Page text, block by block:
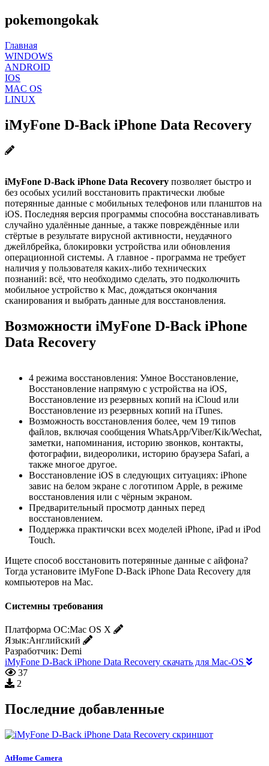
pokemongokak
Главная
WINDOWS
ANDROID
IOS
MAC OS
LINUX
iMyFone D-Back iPhone Data Recovery
iMyFone D-Back iPhone Data Recovery позволяет быстро и
без особых усилий восстановить практически любые
потерянные данные с мобильных телефонов или планштов на
iOS. Последняя версия программы способна восстанавливать
случайно удалённые данные, а также повреждённые или
стёртые в результате вирусной активности, неудачного
джейлбрейка, блокировки устройства или обновления
операционной системы. А главное - программа не требует
наличия у пользователя каких-либо технических
познаний: всё, что необходимо сделать, это подколючить
мобильное устройство к Mac, дождаться окончания
сканирования и выбрать данные для восстановления.
Возможности iMyFone D-Back iPhone
Data Recovery
4 режима восстановления: Умное Восстановление,
Восстановление напрямую с устройства на iOS,
Восстановление из резервных копий на iCloud или
Восстановление из резервных копий на iTunes.
Возможность восстановления более, чем 19 типов
файлов, включая сообщения WhatsApp/Viber/Kik/Wechat,
заметки, напоминания, историю звонков, контакты,
фотографии, видеоролики, историю браузера Safari, а
также многое другое.
Восстановление iOS в следующих ситуациях: iPhone
завис на белом экране с логотипом Apple, в режиме
восстановления или с чёрным экраном.
Предварительный просмотр данных перед
восстановлением.
Поддержка практичски всех моделей iPhone, iPad и iPod
Touch.
Ищете способ восстановить потерянные данные с айфона?
Тогда установите iMyFone D-Back iPhone Data Recovery для
компьютеров на Mac.
Системны требования
Платформа ОС:Mac OS X
Язык:Английский
Разработчик: Demi
iMyFone D-Back iPhone Data Recovery скачать для Mac-OS
37
2
Последние добавленные
AtHome Camera